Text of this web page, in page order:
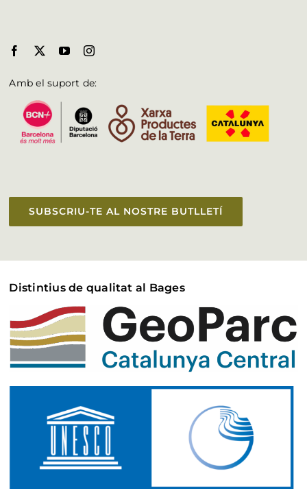
Amb el suport de:
SUBSCRIU-TE AL NOSTRE BUTLLETÍ
Distintius de qualitat al Bages